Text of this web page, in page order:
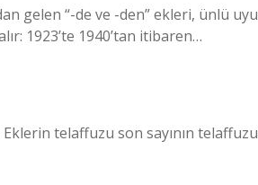
gelen “-de ve -den” ekleri, ünlü
1923’te 1940’tan itibaren…
telaffuzu son sayının